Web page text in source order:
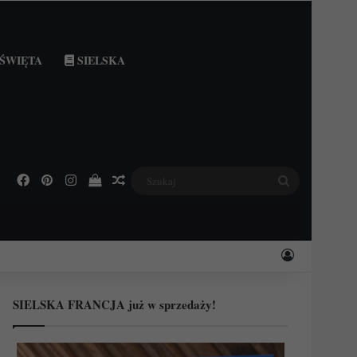
SIELSKA
Facebook
PinterestInstagramPodejrzyj swój koszyk
Losowy wpis
Zaloguj
SIELSKA FRANCJA już w sprzedaży!